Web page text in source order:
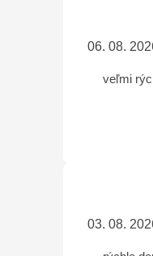
06. 08.
veľmi
03. 08.